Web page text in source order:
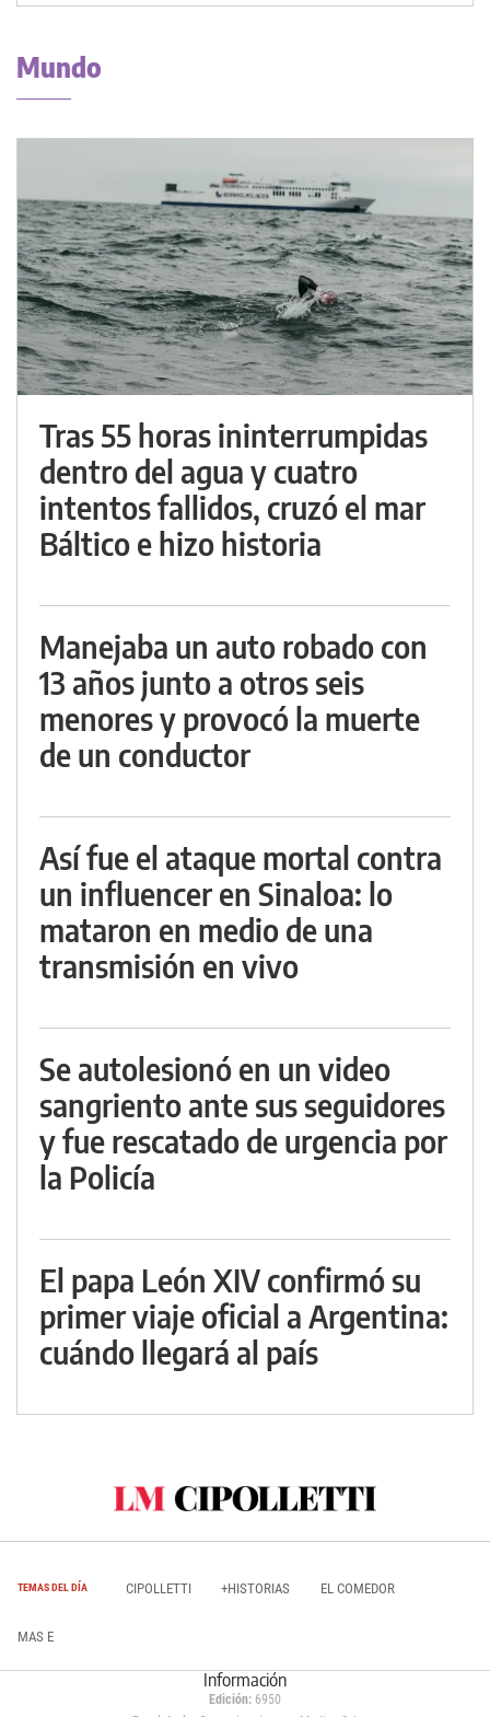
Mundo
Tras 55 horas ininterrumpidas
dentro del agua y cuatro
intentos fallidos, cruzó el mar
Báltico e hizo historia
Manejaba un auto robado con
13 años junto a otros seis
menores y provocó la muerte
de un conductor
Así fue el ataque mortal contra
un influencer en Sinaloa: lo
mataron en medio de una
transmisión en vivo
Se autolesionó en un video
sangriento ante sus seguidores
y fue rescatado de urgencia por
la Policía
El papa León XIV confirmó su
primer viaje oficial a Argentina:
cuándo llegará al país
TEMAS DEL DÍA CIPOLLETTI +HISTORIAS EL COMEDOR
MAS E
Información
Edición: 6950